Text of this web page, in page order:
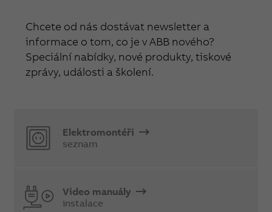
Chcete od nás dostávat newsletter a
informace o tom, co je v ABB nového?
Speciální nabídky, nové produkty, tiskové
zprávy, události a školení.
Elektromontéři
seznam
Video manuály
instalace